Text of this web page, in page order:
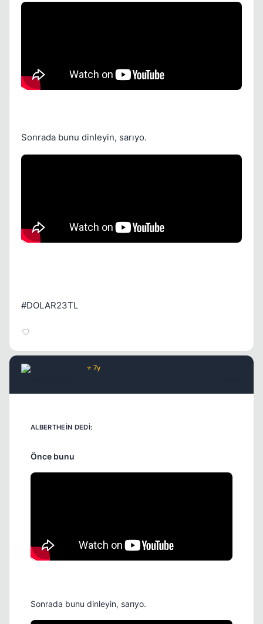
Sonrada bunu dinleyin, sarıyo.
#DOLAR23TL
⭐ 7y
Önce bunu
Sonrada bunu dinleyin, sarıyo.
Kapat